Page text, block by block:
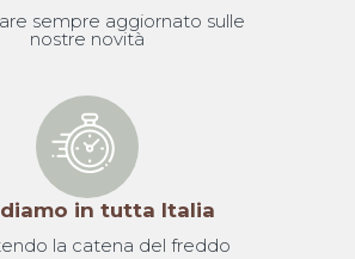
sempre aggiornato sulle
nostre novità
in tutta Italia
la catena del freddo